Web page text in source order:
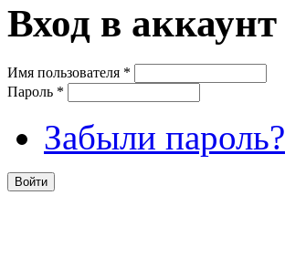
Вход в аккаунт
Имя пользователя *
Пароль *
Забыли пароль?